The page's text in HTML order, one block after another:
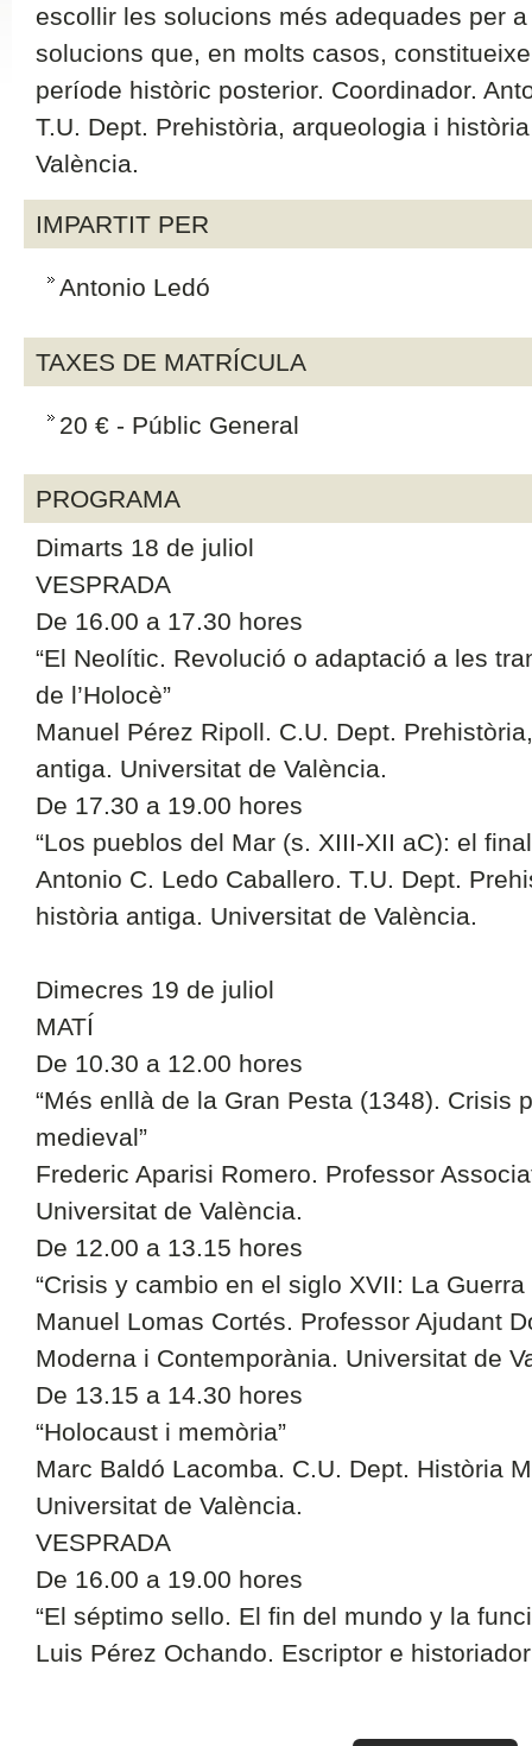
escollir les solucions més adequades per
solucions que, en molts casos,
període històric posterior. Coordinador.
T.U. Dept. Prehistòria, arqueologia i
València.
IMPARTIT PER
Antonio Ledó
TAXES DE MATRÍCULA
20 € - Públic General
PROGRAMA
Dimarts 18 de juliol
VESPRADA
De 16.00 a 17.30 hores
“El Neolític. Revolució o adaptació a les
de l’Holocè”
Manuel Pérez Ripoll. C.U. Dept.
antiga. Universitat de València.
De 17.30 a 19.00 hores
“Los pueblos del Mar (s. XIII-XII aC): el
Antonio C. Ledo Caballero. T.U. Dept.
història antiga. Universitat de València.
Dimecres 19 de juliol
MATÍ
De 10.30 a 12.00 hores
“Més enllà de la Gran Pesta (1348). Crisis
medieval”
Frederic Aparisi Romero. Professor
Universitat de València.
De 12.00 a 13.15 hores
“Crisis y cambio en el siglo XVII: La Guerra
Manuel Lomas Cortés. Professor Ajudant
Moderna i Contemporània. Universitat de
De 13.15 a 14.30 hores
“Holocaust i memòria”
Marc Baldó Lacomba. C.U. Dept. Història
Universitat de València.
VESPRADA
De 16.00 a 19.00 hores
“El séptimo sello. El fin del mundo y la
Luis Pérez Ochando. Escriptor e